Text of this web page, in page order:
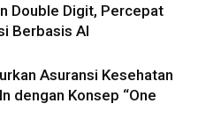
Double Digit, Percepat
Berbasis AI
Asuransi Kesehatan
dengan Konsep “One